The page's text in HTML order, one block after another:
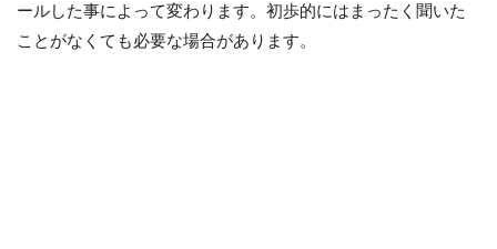
ールした事によって変わります。初歩的にはまったく聞いた
ことがなくても必要な場合があります。